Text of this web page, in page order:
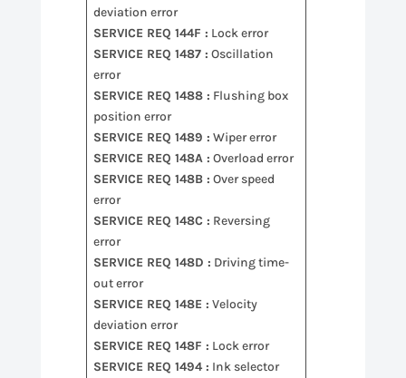
deviation error
SERVICE REQ 144F : Lock error
SERVICE REQ 1487 : Oscillation
error
SERVICE REQ 1488 : Flushing box
position error
SERVICE REQ 1489 : Wiper error
SERVICE REQ 148A : Overload error
SERVICE REQ 148B : Over speed
error
SERVICE REQ 148C : Reversing
error
SERVICE REQ 148D : Driving time-
out error
SERVICE REQ 148E : Velocity
deviation error
SERVICE REQ 148F : Lock error
SERVICE REQ 1494 : Ink selector